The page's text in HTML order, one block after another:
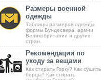
Размеры военной
одежды
Таблицы размеров одежды
формы Бундесвера, армии
Великобритании и других
стран.
Рекомендации по
уходу за вещами
Как стирать Горку? Как сушить
берцы? Как стирать